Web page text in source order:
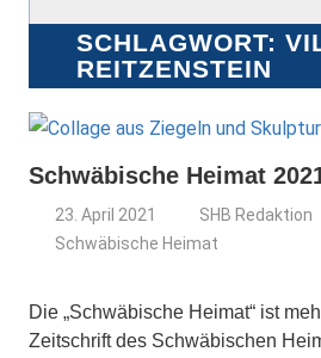
SCHLAGWORT:
REITZENSTEIN
Schwäbische Heimat
23. April 2021
SHB Redaktion
Schwäbische Heimat
Die „Schwäbische Heimat“ ist
Zeitschrift des Schwäbischen